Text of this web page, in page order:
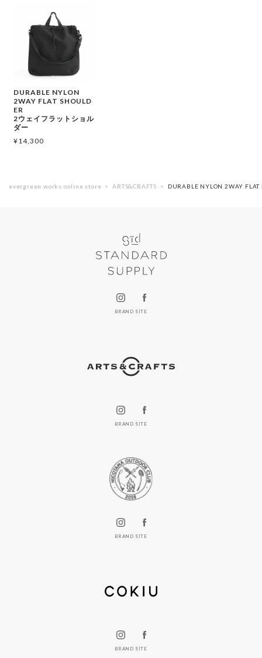
DURABLE NYLON
2WAY FLAT SHOULD
ER
2ウェイフラットショル
ダー
¥14,300
evergreen works online store ARTS&CRAFTS DURABLE NYLON 2WAY
BRAND SITE
BRAND SITE
BRAND SITE
BRAND SITE